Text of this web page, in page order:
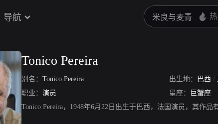
导航
Tonico Pereira
别名： Tonico Pereira 出生地： 巴西 /
职业： 演员 星座：
巨蟹座
Tonico Pereira，1948年6月22日出生于巴西，法国演员，其作